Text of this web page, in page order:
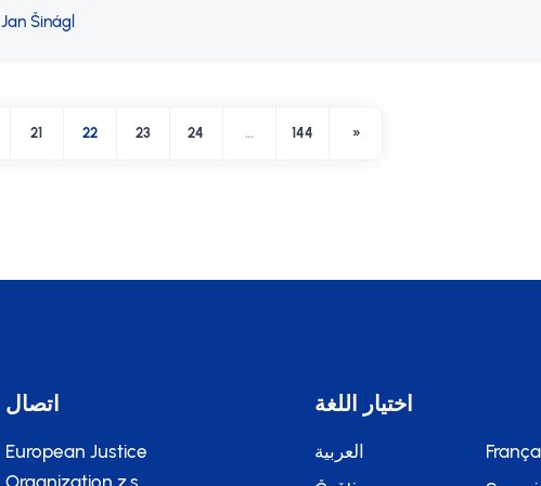
Jan Šinágl
21 22 23 24 … 144 »
اتصال
European Justice
Organization z.s.,
اختيار اللغة
العربية